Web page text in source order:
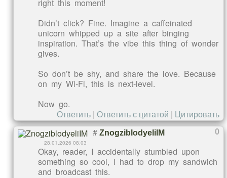
right this moment!
Didn’t click? Fine. Imagine a caffeinated
unicorn whipped up a site after binging
inspiration. That’s the vibe this thing of wonder
gives.
So don’t be shy, and share the love. Because
on my Wi-Fi, this is next-level.
Now go.
Ответить | Ответить с цитатой | Цитировать
0
# ZnogziblodyeliIM
28.01.2026 08:03
Okay, reader, I accidentally stumbled upon
something so cool, I had to drop my sandwich
and broadcast this.